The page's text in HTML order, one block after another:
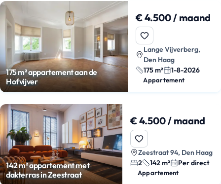
175 m² appartement aan de
Hofvijver
€ 4.500 / maand
Lange Vijverberg,
Den Haag
175 m²
1-8-2026
Appartement
142 m² appartement met
dakterras in Zeestraat
€ 4.500 / maand
Zeestraat 94, Den Haag
2
142 m² Per direct
Appartement